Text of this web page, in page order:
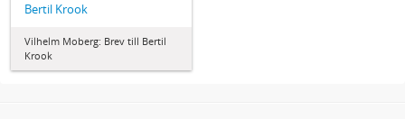
Bertil Krook
Vilhelm Moberg: Brev till Bertil
Krook